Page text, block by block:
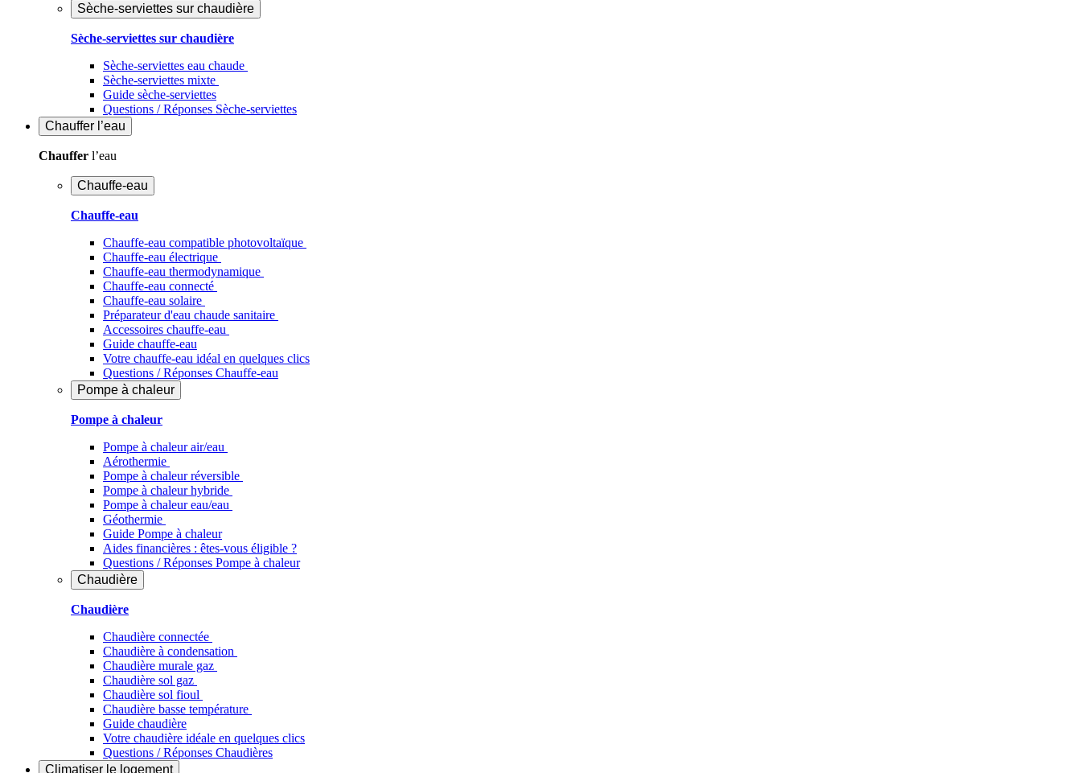
Sèche-serviettes sur chaudière
Sèche-serviettes sur chaudière
Sèche-serviettes eau chaude
Sèche-serviettes mixte
Guide sèche-serviettes
Questions / Réponses Sèche-serviettes
Chauffer l’eau
Chauffer l’eau
Chauffe-eau
Chauffe-eau
Chauffe-eau compatible photovoltaïque
Chauffe-eau électrique
Chauffe-eau thermodynamique
Chauffe-eau connecté
Chauffe-eau solaire
Préparateur d'eau chaude sanitaire
Accessoires chauffe-eau
Guide chauffe-eau
Votre chauffe-eau idéal en quelques clics
Questions / Réponses Chauffe-eau
Pompe à chaleur
Pompe à chaleur
Pompe à chaleur air/eau
Aérothermie
Pompe à chaleur réversible
Pompe à chaleur hybride
Pompe à chaleur​ eau/eau
Géothermie
Guide Pompe à chaleur
Aides financières : êtes-vous éligible ?
Questions / Réponses Pompe à chaleur
Chaudière
Chaudière
Chaudière connectée
Chaudière à condensation
Chaudière murale gaz
Chaudière sol gaz
Chaudière sol fioul
Chaudière basse température
Guide chaudière
Votre chaudière idéale en quelques clics
Questions / Réponses Chaudières
Climatiser le logement